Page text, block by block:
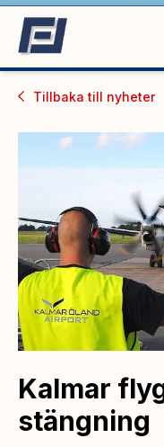
Tillbaka till nyheter
Kalmar
stängning